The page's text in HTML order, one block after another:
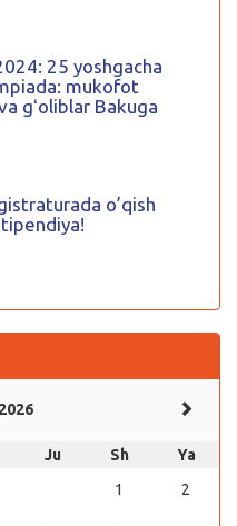
25 yoshgacha
mukofot
gʻoliblar Bakuga
o’qish
Ju Sh
Ya
1
2